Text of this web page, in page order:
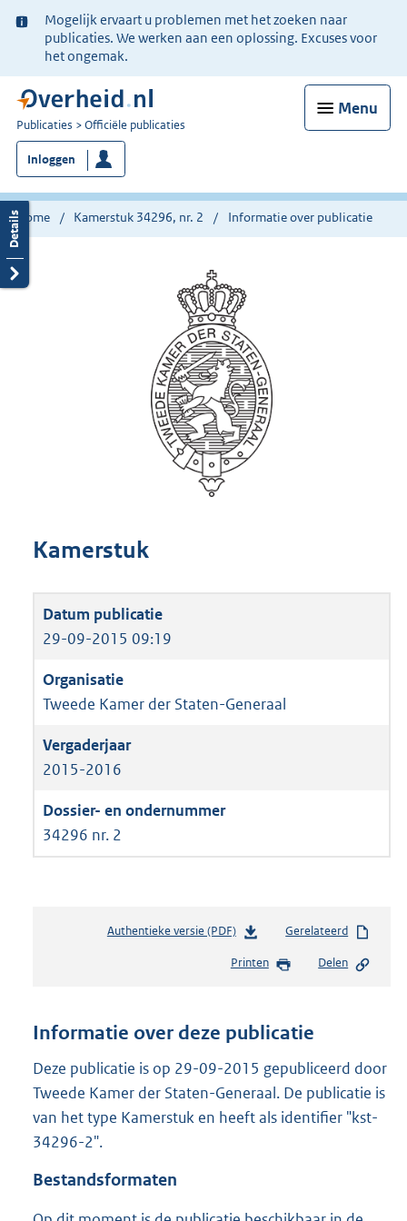
Ter
informatie:
Mogelijk ervaart u problemen met het zoeken naar
publicaties. We werken aan een oplossing. Excuses voor
het ongemak.
Menu
U
bent
nu
hier:
Publicaties Officiële publicaties
Inloggen
Home Kamerstuk 34296, nr. 2 Informatie over publicatie
Kamerstuk
29-09-2015 09:19
Tweede Kamer der Staten-Generaal
2015-2016
34296 nr. 2
Authentieke versie (PDF)b
s
n
s
r
o
:
Gerelateerd
Printen Delen
Informatie over deze publicatie
Deze publicatie is op 29-09-2015 gepubliceerd door
Tweede Kamer der Staten-Generaal. De publicatie is
van het type Kamerstuk en heeft als identifier "kst-
34296-2".
Bestandsformaten